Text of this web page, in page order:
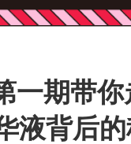
一期带
液背后